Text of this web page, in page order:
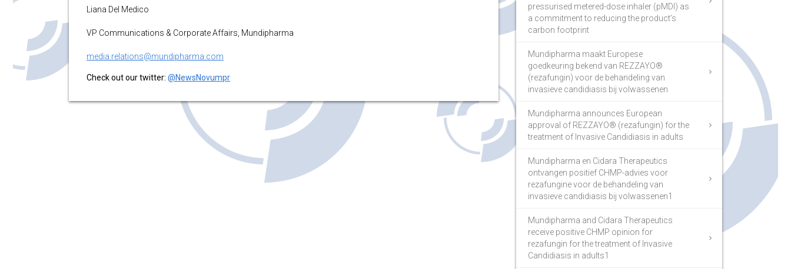
Liana Del Medico
VP Communications & Corporate Affairs, Mundipharma
media.relations@mundipharma.com
Check out our twitter: @NewsNovumpr
pressurised metered-dose inhaler (pMDI) as
a commitment to reducing the product’s
carbon footprint
Mundipharma maakt Europese
goedkeuring bekend van REZZAYO®
(rezafungin) voor de behandeling van
invasieve candidiasis bij volwassenen
Mundipharma announces European
approval of REZZAYO® (rezafungin) for the
treatment of Invasive Candidiasis in adults
Mundipharma en Cidara Therapeutics
ontvangen positief CHMP-advies voor
rezafungine voor de behandeling van
invasieve candidiasis bij volwassenen1
Mundipharma and Cidara Therapeutics
receive positive CHMP opinion for
rezafungin for the treatment of Invasive
Candidiasis in adults1